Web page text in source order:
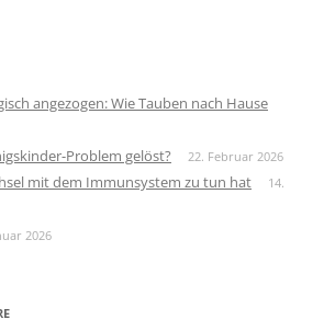
angezogen: Wie Tauben nach Hause
Problem gelöst? 22. Februar 2026
mit dem Immunsystem zu tun hat
14.
2026